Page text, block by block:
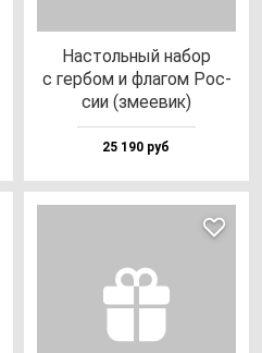
Нас­толь­ный на­бор
с гер­бом и фла­гом Рос­
сии (зме­евик)
25 190 руб